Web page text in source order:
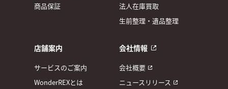
商品保証
法人在庫買取
生前整理・遺品整理
店舗案内
サービスのご案内
WonderREXとは
会社情報
会社概要
ニュースリリース